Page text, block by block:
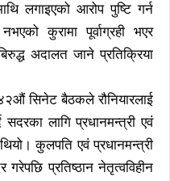
लगाइएको आरोप पुष्टि गर्न
कुरामा पूर्वाग्रही भएर
अदालत जाने प्रतिक्रिया
सिनेट बैठकले रौनियारलाई
सदरका लागि प्रधानमन्त्री एवं
कुलपति एवं प्रधानमन्त्री
प्रतिष्ठान नेतृत्वविहीन